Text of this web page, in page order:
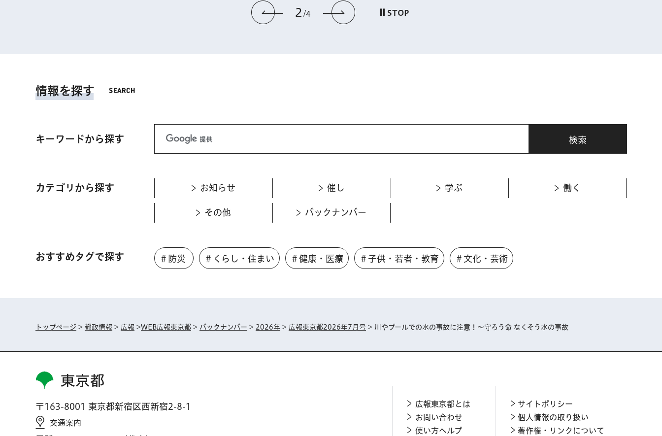
前のスライドを表示
2 4 次のスライドを表示
STOP
情報を探す
キーワードから探す
カテゴリから探す お知らせ 催し 学ぶ 働く
その他 バックナンバー
おすすめタグで探す ＃防災 ＃くらし・住まい ＃健康・医療 ＃子供・若者・教育 ＃文化・芸術
トップページ > 都政情報 > 広報 >WEB広報東京都 > バックナンバー > 2026年 > 広報東京都2026年7月号 > 川やプールでの水の事故に注意！～守ろう命 なくそう水の事故
東京都
〒163-8001 東京都新宿区西新宿2-8-1
交通案内
広報東京都とは
お問い合わせ
使い方ヘルプ
サイトポリシー
個人情報の取り扱い
著作権・リンクについて